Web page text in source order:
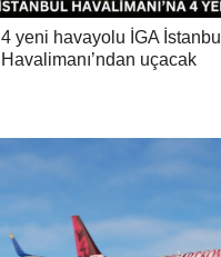
4 yeni havayolu İGA İstanbul
Havalimanı’ndan uçacak